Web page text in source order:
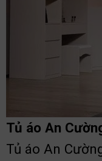
Tủ áo An
Tủ áo An